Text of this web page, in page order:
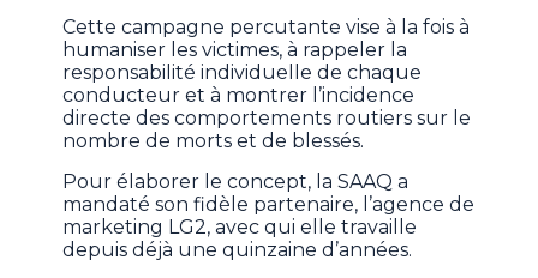
Cette campagne percutante vise à la fois à
humaniser les victimes, à rappeler la
responsabilité individuelle de chaque
conducteur et à montrer l’incidence
directe des comportements routiers sur le
nombre de morts et de blessés.
Pour élaborer le concept, la SAAQ a
mandaté son fidèle partenaire, l’agence de
marketing LG2, avec qui elle travaille
depuis déjà une quinzaine d’années.